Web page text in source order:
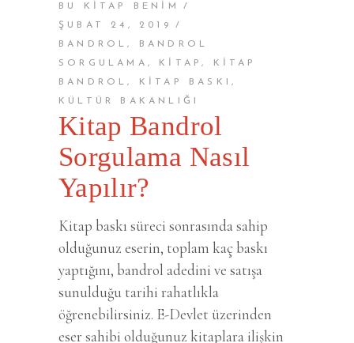
BU KİTAP BENİM
ŞUBAT 24, 2019
BANDROL,
BANDROL
SORGULAMA , KITAP,
KITAP
BANDROL, KITAP BASKI,
KÜLTÜR BAKANLIĞI
Kitap Bandrol
Sorgulama Nasıl
Yapılır?
Kitap baskı süreci sonrasında sahip
olduğunuz eserin, toplam kaç baskı
yaptığını, bandrol adedini ve satışa
sunulduğu tarihi rahatlıkla
öğrenebilirsiniz. E-Devlet üzerinden
eser sahibi olduğunuz kitaplara ilişkin